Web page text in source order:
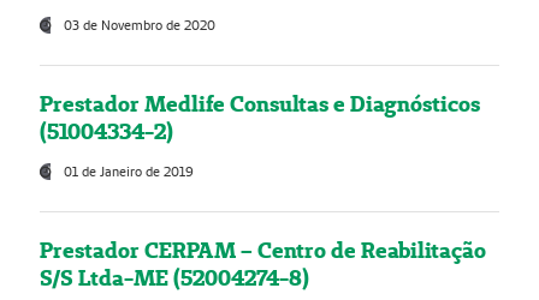
03 de Novembro de 2020
Prestador Medlife Consultas e Diagnósticos
(51004334-2)
01 de Janeiro de 2019
Prestador CERPAM – Centro de Reabilitação
S/S Ltda-ME (52004274-8)